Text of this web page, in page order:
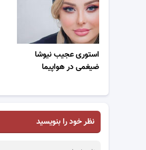
استوری عجیب نیوشا
ضیغمی در هواپیما
نظر خود را بنویسید